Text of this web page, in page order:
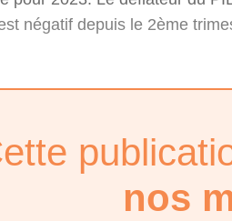
négatif depuis le 2ème
nos